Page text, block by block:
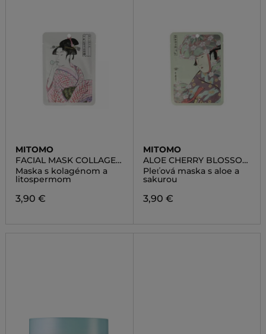
MITOMO
FACIAL MASK COLLAGEN
LITHOSPERMUM
Maska s kolagénom a
litospermom
3,90 €
MITOMO
ALOE CHERRY BLOSSOM
ESSENC MASK TANUMA
TALLINN
Pleťová maska s aloe a
sakurou
3,90 €